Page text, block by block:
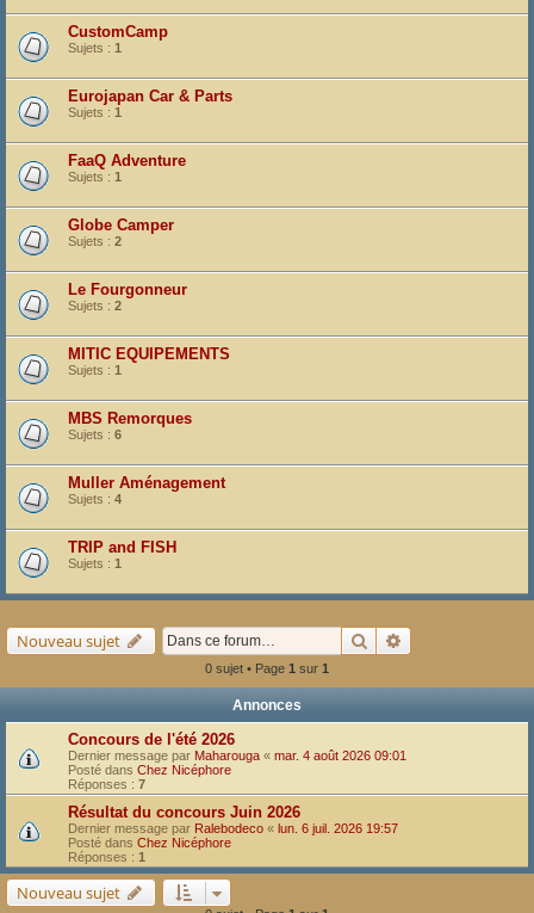
CustomCamp
Sujets : 1
Eurojapan Car & Parts
Sujets : 1
FaaQ Adventure
Sujets : 1
Globe Camper
Sujets : 2
Le Fourgonneur
Sujets : 2
MITIC EQUIPEMENTS
Sujets : 1
MBS Remorques
Sujets : 6
Muller Aménagement
Sujets : 4
TRIP and FISH
Sujets : 1
Nouveau sujet Rechercher
0 sujet • Page 1 sur 1
Annonces
Concours de l'été 2026
Dernier message par Maharouga « mar. 4 août 2026 09:01
Posté dans Chez Nicéphore
Réponses : 7
Résultat du concours Juin 2026
Dernier message par Ralebodeco « lun. 6 juil. 2026 19:57
Posté dans Chez Nicéphore
Réponses : 1
Nouveau sujet